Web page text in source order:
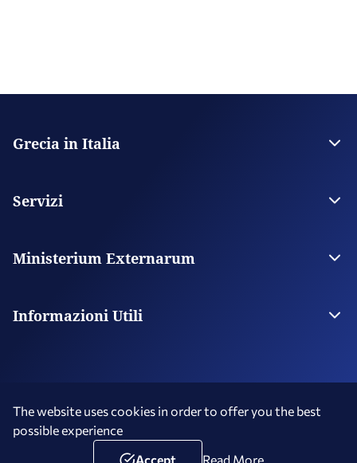
Grecia in Italia
Contatti
Servizi
Servizi al cittadino
Digital Consular Services
Ministerium Externarum
Missiones nostrae transmarinae
Informazioni Utili
Copyright © 2026 Repubblica Ellenica - Grecia in Italia
Terms of Use Social Media Policy
The website uses cookies in order to offer you the best
possible experience
Accept
Read More